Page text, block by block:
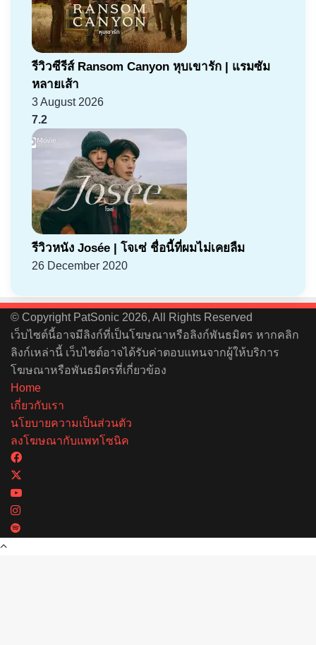
รีวิวซีรีส์ Ransom Canyon หุบเขารัก | แรมซัม
หลายเส้า
3 August 2026
7.2
รีวิวหนัง Josée | โจเซ่ ชื่อนี้ที่ผมไม่เคยลืม
26 December 2020
© Copyright PatSonic 2026, All Rights Reserved
เว็บไซต์นี้อาจมีลิงก์ที่เป็นโฆษณาหรือลิงก์พันธมิตร หากคลิก
ลิงก์เหล่านี้ เว็บไซต์อาจได้รับค่าตอบแทนจากผู้ให้บริการ
โฆษณาหรือพันธมิตรที่เกี่ยวข้อง
Home
เกี่ยวกับเรา
นโยบายความเป็นส่วนตัว
ลงโฆษณากับแพทโซนิค